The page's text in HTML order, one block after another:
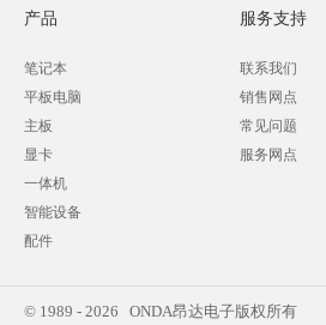
产品
笔记本
平板电脑
主板
显卡
一体机
智能设备
配件
服务支持
联系我们
销售网点
常见问题
服务网点
© 1989 - 2026 ONDA昂达电子版权所有